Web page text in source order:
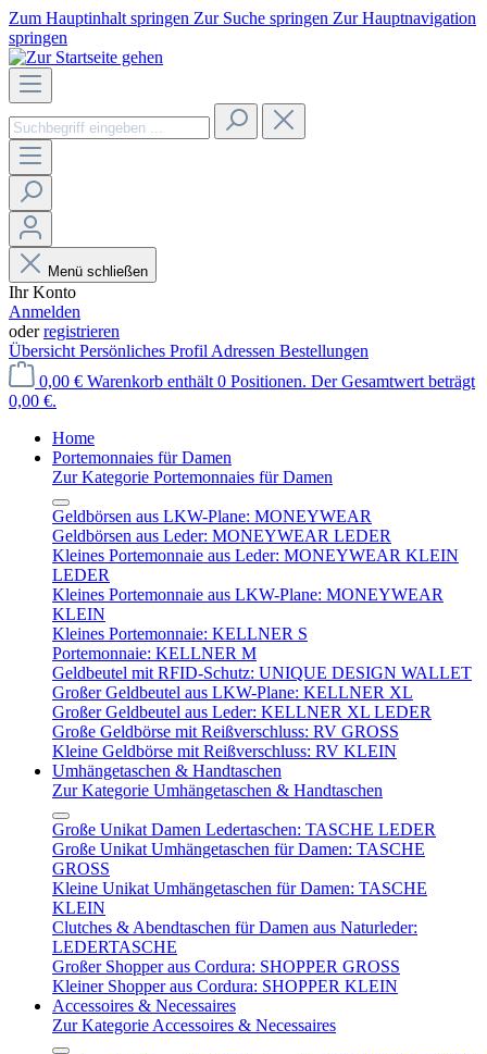
Zum Hauptinhalt springen Zur Suche springen Zur Hauptnavigation
springen
Menü schließen
Ihr Konto
Anmelden
oderregistrieren
Übersicht Persönliches Profil Adressen Bestellungen
0,00 € Warenkorb enthält 0 Positionen. Der Gesamtwert beträgt
0,00 €.
Home
Portemonnaies für Damen
Zur Kategorie Portemonnaies für Damen
Geldbörsen aus LKW-Plane: MONEYWEAR
Geldbörsen aus Leder: MONEYWEAR LEDER
Kleines Portemonnaie aus Leder: MONEYWEAR KLEIN
LEDER
Kleines Portemonnaie aus LKW-Plane: MONEYWEAR
KLEIN
Kleines Portemonnaie: KELLNER S
Portemonnaie: KELLNER M
Geldbeutel mit RFID-Schutz: UNIQUE DESIGN WALLET
Großer Geldbeutel aus LKW-Plane: KELLNER XL
Großer Geldbeutel aus Leder: KELLNER XL LEDER
Große Geldbörse mit Reißverschluss: RV GROSS
Kleine Geldbörse mit Reißverschluss: RV KLEIN
Umhängetaschen & Handtaschen
Zur Kategorie Umhängetaschen & Handtaschen
Große Unikat Damen Ledertaschen: TASCHE LEDER
Große Unikat Umhängetaschen für Damen: TASCHE
GROSS
Kleine Unikat Umhängetaschen für Damen: TASCHE
KLEIN
Clutches & Abendtaschen für Damen aus Naturleder:
LEDERTASCHE
Großer Shopper aus Cordura: SHOPPER GROSS
Kleiner Shopper aus Cordura: SHOPPER KLEIN
Accessoires & Necessaires
Zur Kategorie Accessoires & Necessaires